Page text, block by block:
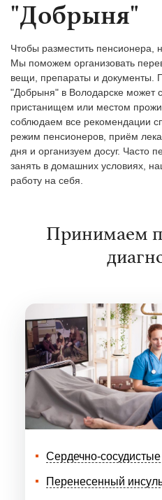
"Добрыня"
Чтобы разместить пенсионера,
Мы поможем организовать
вещи, препараты и документы.
"Добрыня" в Володарске может
пристанищем или местом
соблюдаем все рекомендации
режим пенсионеров, приём
дня и организуем досуг. Часто
занять в домашних условиях,
работу на себя.
Принимаем
Сердечно-
Перенесенный